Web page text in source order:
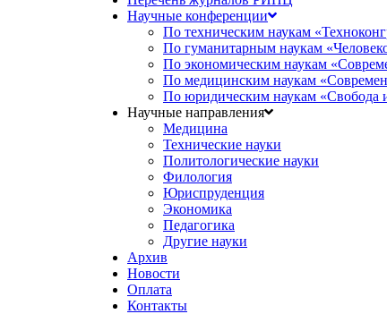
Научные конференции
По техническим наукам
По гуманитарным наукам
По экономическим наукам
По медицинским наукам
По юридическим наукам «Свобода
Научные направления
Медицина
Технические науки
Политологические науки
Филология
Юриспруденция
Экономика
Педагогика
Другие науки
Архив
Новости
Оплата
Контакты